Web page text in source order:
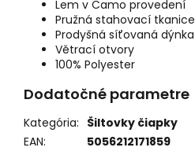
Lem v Camo provedení
Pružná stahovací tkanice
Prodyšná síťovaná dýnka
Větrací otvory
100% Polyester
Dodatočné parametre
Kategória: Šiltovky čiapky
EAN: 5056212171859